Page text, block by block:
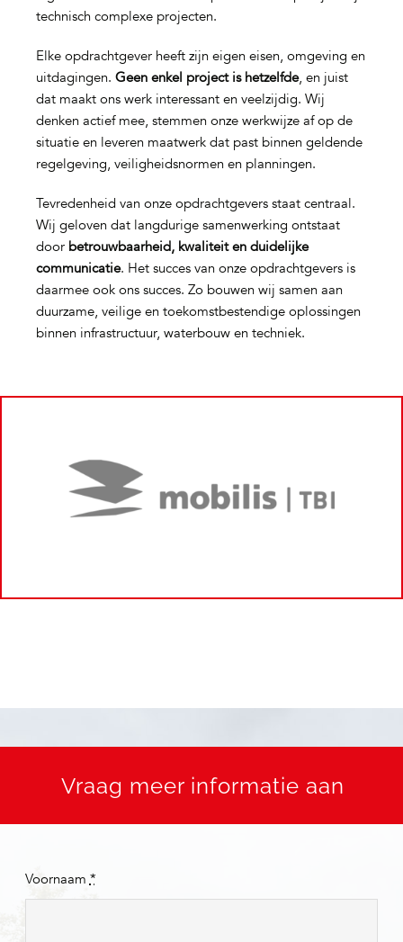
technisch complexe projecten.
Elke opdrachtgever heeft zijn eigen eisen, omgeving en
uitdagingen. Geen enkel project is hetzelfde, en juist
dat maakt ons werk interessant en veelzijdig. Wij
denken actief mee, stemmen onze werkwijze af op de
situatie en leveren maatwerk dat past binnen geldende
regelgeving, veiligheidsnormen en planningen.
Tevredenheid van onze opdrachtgevers staat centraal.
Wij geloven dat langdurige samenwerking ontstaat
door betrouwbaarheid, kwaliteit en duidelijke
communicatie. Het succes van onze opdrachtgevers is
daarmee ook ons succes. Zo bouwen wij samen aan
duurzame, veilige en toekomstbestendige oplossingen
binnen infrastructuur, waterbouw en techniek.
Vraag meer informatie aan
Voornaam *